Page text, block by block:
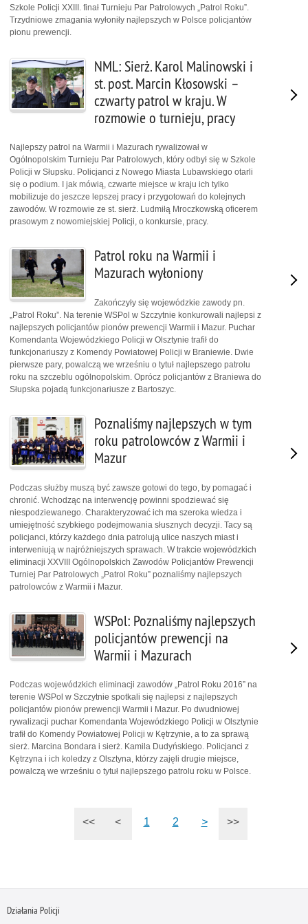
Szkole Policji XXIII. finał Turnieju Par Patrolowych „Patrol Roku”.
Trzydniowe zmagania wyłoniły najlepszych w Polsce policjantów
pionu prewencji.
NML: Sierż. Karol Malinowski i
st. post. Marcin Kłosowski –
czwarty patrol w kraju. W
rozmowie o turnieju, pracy
Najlepszy patrol na Warmii i Mazurach rywalizował w
Ogólnopolskim Turnieju Par Patrolowych, który odbył się w Szkole
Policji w Słupsku. Policjanci z Nowego Miasta Lubawskiego otarli
się o podium. I jak mówią, czwarte miejsce w kraju ich tylko
mobilizuje do jeszcze lepszej pracy i przygotowań do kolejnych
zawodów. W rozmowie ze st. sierż. Ludmiłą Mroczkowską oficerem
prasowym z nowomiejskiej Policji, o konkursie, pracy.
Patrol roku na Warmii i
Mazurach wyłoniony
Zakończyły się wojewódzkie zawody pn.
„Patrol Roku”. Na terenie WSPol w Szczytnie konkurowali najlepsi z
najlepszych policjantów pionów prewencji Warmii i Mazur. Puchar
Komendanta Wojewódzkiego Policji w Olsztynie trafił do
funkcjonariuszy z Komendy Powiatowej Policji w Braniewie. Dwie
pierwsze pary, powalczą we wrześniu o tytuł najlepszego patrolu
roku na szczeblu ogólnopolskim. Oprócz policjantów z Braniewa do
Słupska pojadą funkcjonariusze z Bartoszyc.
Poznaliśmy najlepszych w tym
roku patrolowców z Warmii i
Mazur
Podczas służby muszą być zawsze gotowi do tego, by pomagać i
chronić. Wchodząc na interwencję powinni spodziewać się
niespodziewanego. Charakteryzować ich ma szeroka wiedza i
umiejętność szybkiego podejmowania słusznych decyzji. Tacy są
policjanci, którzy każdego dnia patrolują ulice naszych miast i
interweniują w najróżniejszych sprawach. W trakcie wojewódzkich
eliminacji XXVIII Ogólnopolskich Zawodów Policjantów Prewencji
Turniej Par Patrolowych „Patrol Roku” poznaliśmy najlepszych
patrolowców z Warmii i Mazur.
WSPol: Poznaliśmy najlepszych
policjantów prewencji na
Warmii i Mazurach
Podczas wojewódzkich eliminacji zawodów „Patrol Roku 2016” na
terenie WSPol w Szczytnie spotkali się najlepsi z najlepszych
policjantów pionów prewencji Warmii i Mazur. Po dwudniowej
rywalizacji puchar Komendanta Wojewódzkiego Policji w Olsztynie
trafił do Komendy Powiatowej Policji w Kętrzynie, a to za sprawą
sierż. Marcina Bondara i sierż. Kamila Dudyńskiego. Policjanci z
Kętrzyna i ich koledzy z Olsztyna, którzy zajęli drugie miejsce,
powalczą we wrześniu o tytuł najlepszego patrolu roku w Polsce.
<< < 1 2 > >>
Działania Policji